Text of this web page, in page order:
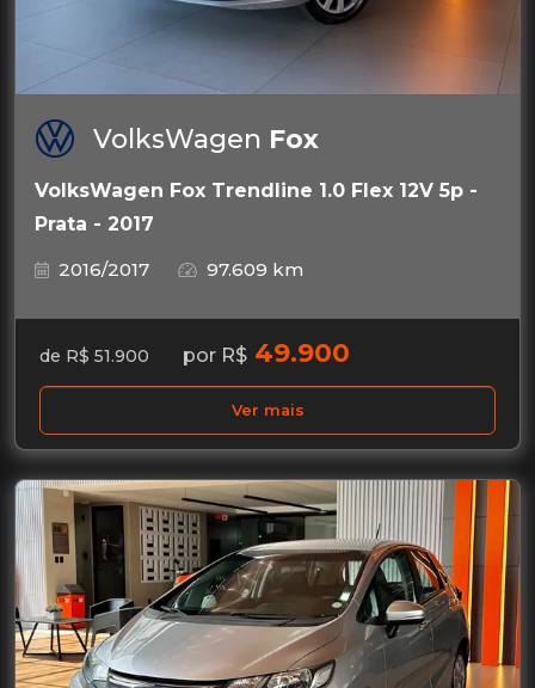
VolksWagen Fox
VolksWagen Fox Trendline 1.0 Flex 12V 5p -
Prata - 2017
2016/2017
97.609 km
de R$ 51.900 por R$ 49.900
Ver mais